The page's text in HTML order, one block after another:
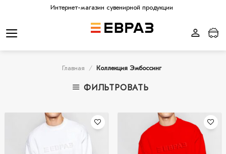
content
Интернет-магазин сувенирной продукции
Главная / Коллекция Эмбоссинг
ФИЛЬТРОВАТЬ
избранное
В
избранное